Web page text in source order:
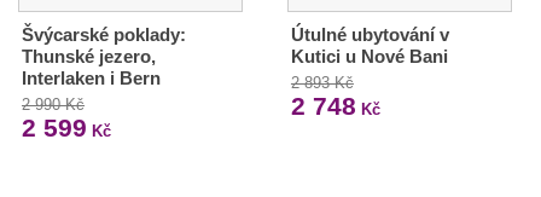
Švýcarské poklady:
Thunské jezero,
Interlaken i Bern
2 990 Kč
2 599 Kč
Útulné ubytování v
Kutici u Nové Bani
2 893 Kč
2 748 Kč